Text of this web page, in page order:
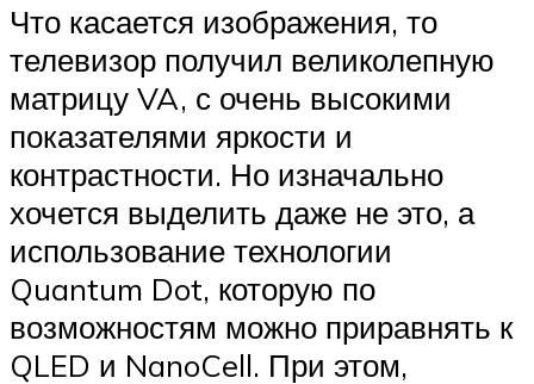
Что касается изображения, то
телевизор получил великолепную
матрицу VA, с очень высокими
показателями яркости и
контрастности. Но изначально
хочется выделить даже не это, а
использование технологии
Quantum Dot, которую по
возможностям можно приравнять к
QLED и NanoCell. При этом,